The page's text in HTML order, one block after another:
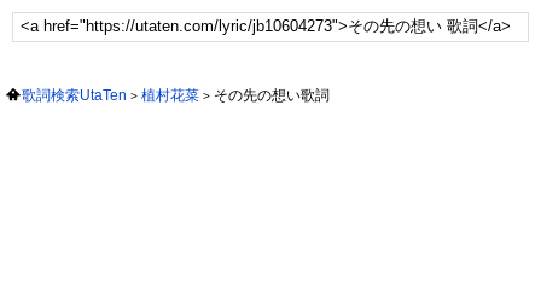
歌詞検索UtaTen 植村花菜 その先の想い歌詞